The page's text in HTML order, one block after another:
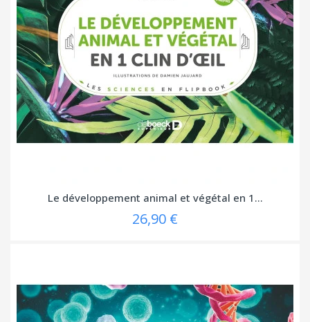
Le développement animal et végétal en 1...
26,90 €